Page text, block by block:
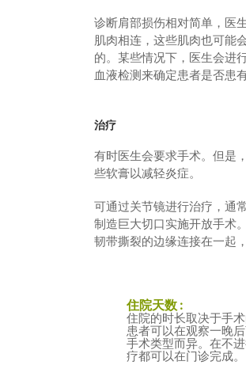
诊断肩部损伤相对简单，医
肌肉相连，这些肌肉也可能
的。某些情况下，医生会进
血液检测来确定患者是否患
治疗
有时医生会要求手术。但是
些软膏以减轻炎症。
可通过关节镜进行治疗，通
制造巨大切口实施开放手术
韧带撕裂的边缘连接在一起
住院天数 :
住院的时长取决于手
患者可以在观察一晚
手术类型而异。在不
疗都可以在门诊完成。